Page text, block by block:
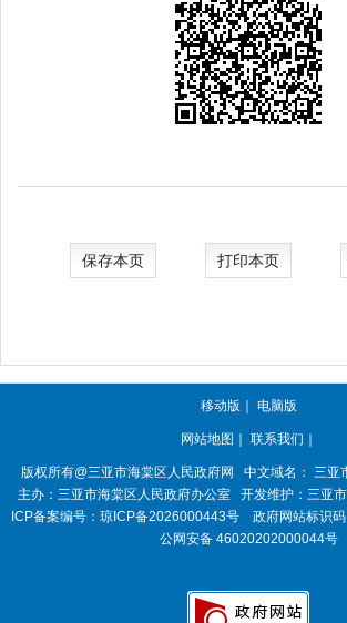
保存本页 打印本页
移动版 ｜ 电脑版
网站地图 ｜ 联系我们 ｜
版权所有@三亚市海棠区人民政府网 中文域名：
三亚
主办：三亚市海棠区人民政府办公室
开发维护：三亚
ICP备案编号： 琼ICP备2026000443号 政府网站标识码
公网安备 46020202000044号